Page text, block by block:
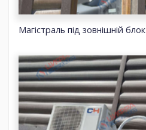
Магістраль під зовнішній блок